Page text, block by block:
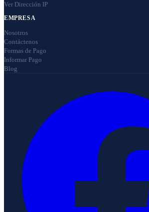
Ver Dirección IP
EMPRESA
Nosotros
Contáctenos
Formas de Pago
Informar Pago
Blog